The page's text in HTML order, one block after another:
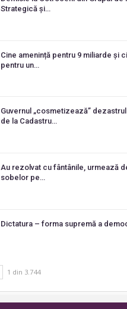
Strategică și…
Cine amenință pentru 9 miliarde și
pentru un…
Guvernul „cosmetizează”
de la Cadastru…
Au rezolvat cu fântânile, urmează
sobelor pe…
Dictatura – forma supremă a
1 din 3.744